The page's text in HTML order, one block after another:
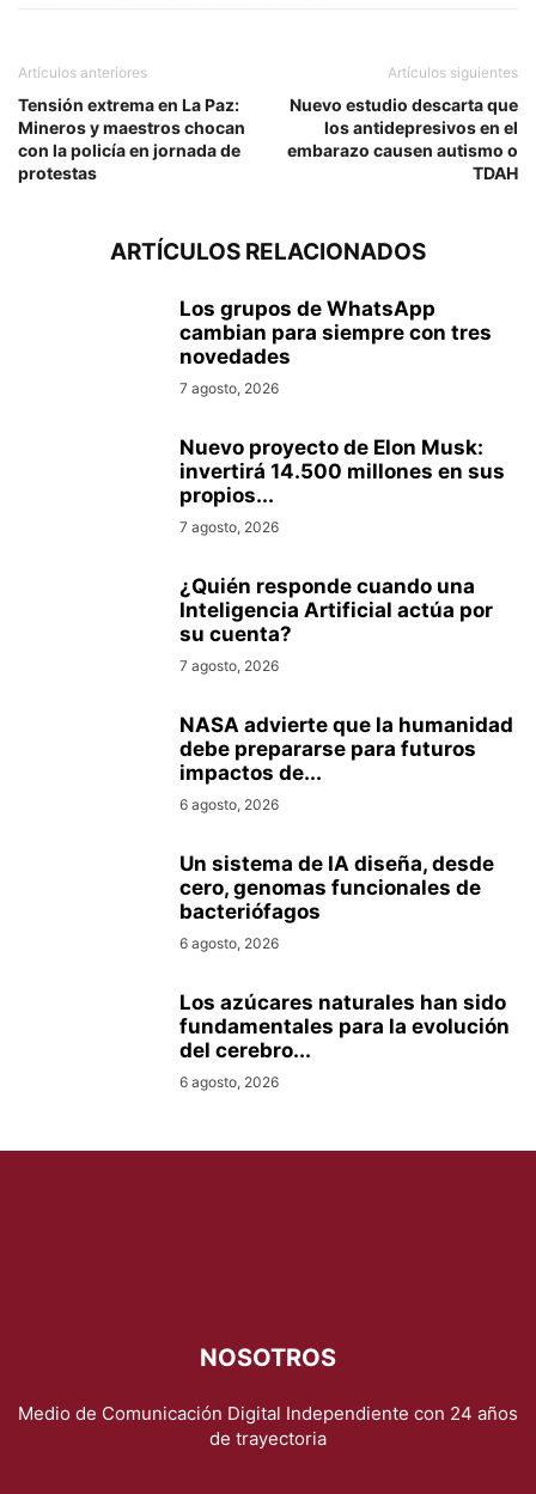
Artículos anteriores
Tensión extrema en La Paz:
Mineros y maestros chocan
con la policía en jornada de
protestas
Artículos siguientes
Nuevo estudio descarta que
los antidepresivos en el
embarazo causen autismo o
TDAH
ARTÍCULOS RELACIONADOS
Los grupos de WhatsApp
cambian para siempre con tres
novedades
7 agosto, 2026
Nuevo proyecto de Elon Musk:
invertirá 14.500 millones en sus
propios...
7 agosto, 2026
¿Quién responde cuando una
Inteligencia Artificial actúa por
su cuenta?
7 agosto, 2026
NASA advierte que la humanidad
debe prepararse para futuros
impactos de...
6 agosto, 2026
Un sistema de IA diseña, desde
cero, genomas funcionales de
bacteriófagos
6 agosto, 2026
Los azúcares naturales han sido
fundamentales para la evolución
del cerebro...
6 agosto, 2026
NOSOTROS
Medio de Comunicación Digital Independiente con 24 años
de trayectoria